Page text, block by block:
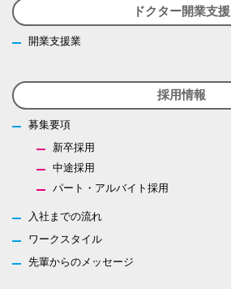
ドクター開業支援
開業支援業
採用情報
募集要項
新卒採用
中途採用
パート・アルバイト採用
入社までの流れ
ワークスタイル
先輩からのメッセージ